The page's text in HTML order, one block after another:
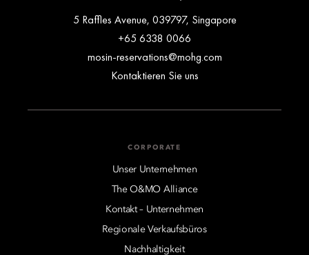
5 Raffles Avenue, 039797, Singapore
+65 6338 0066
mosin-reservations@mohg.com
Kontaktieren Sie uns
CORPORATE
Unser Unternehmen
The O&MO Alliance
Kontakt – Unternehmen
Regionale Verkaufsbüros
Nachhaltigkeit